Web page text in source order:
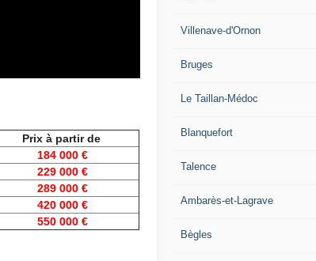
Prix à partir de
184 000 €
229 000 €
289 000 €
420 000 €
550 000 €
Villenave-d'Ornon
Bruges
Le Taillan-Médoc
Blanquefort
Talence
Ambarès-et-Lagrave
Bègles